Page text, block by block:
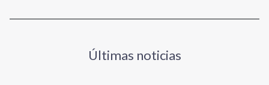
Últimas noticias